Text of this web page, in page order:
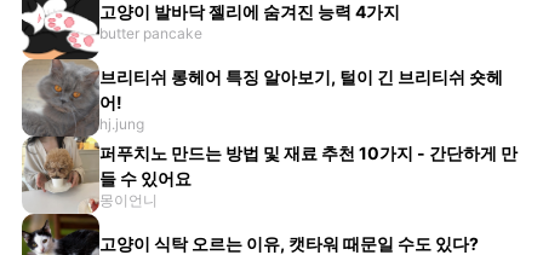
고양이 발바닥 젤리에 숨겨진 능력 4가지
butter pancake
브리티쉬 롱헤어 특징 알아보기, 털이 긴 브리티쉬 숏헤
어!
hj.jung
퍼푸치노 만드는 방법 및 재료 추천 10가지 - 간단하게 만
들 수 있어요
몽이언니
고양이 식탁 오르는 이유, 캣타워 때문일 수도 있다?